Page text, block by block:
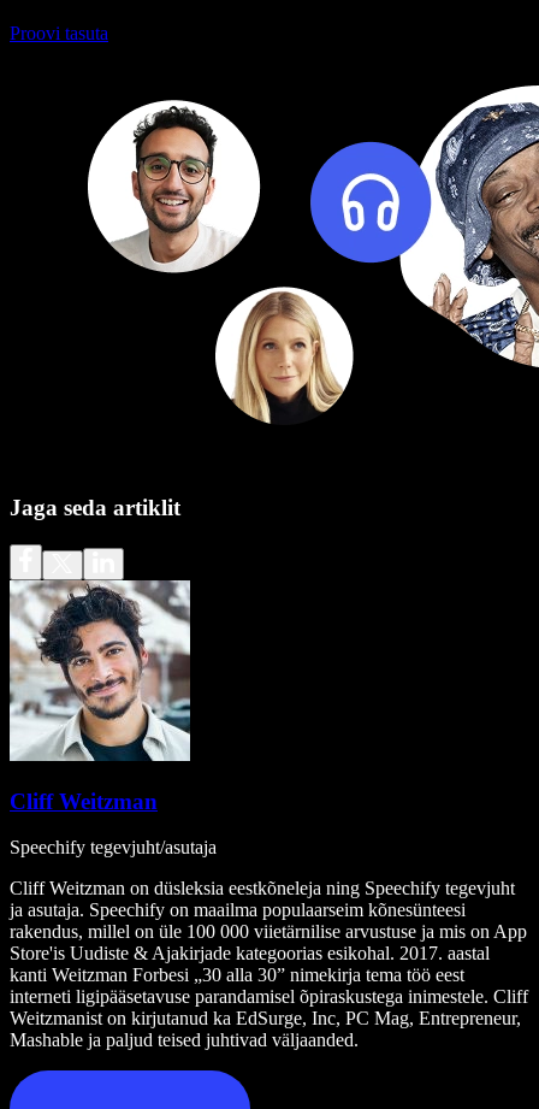
Proovi tasuta
Jaga seda artiklit
Cliff Weitzman
Speechify tegevjuht/asutaja
Cliff Weitzman on düsleksia eestkõneleja ning Speechify tegevjuht
ja asutaja. Speechify on maailma populaarseim kõnesünteesi
rakendus, millel on üle 100 000 viietärnilise arvustuse ja mis on App
Store'is Uudiste & Ajakirjade kategoorias esikohal. 2017. aastal
kanti Weitzman Forbesi „30 alla 30” nimekirja tema töö eest
interneti ligipääsetavuse parandamisel õpiraskustega inimestele. Cliff
Weitzmanist on kirjutanud ka EdSurge, Inc, PC Mag, Entrepreneur,
Mashable ja paljud teised juhtivad väljaanded.